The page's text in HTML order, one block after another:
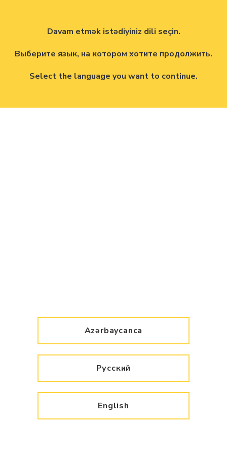
Davam etmək istədiyiniz dili seçin.
Выберите язык, на котором хотите продолжить.
Select the language you want to continue.
Azərbaycanca
Русский
English